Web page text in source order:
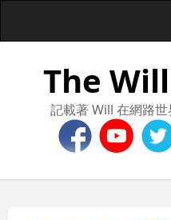
The
記載著 Will 在網路